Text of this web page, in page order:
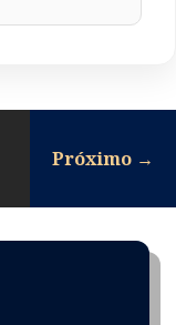
Próximo →